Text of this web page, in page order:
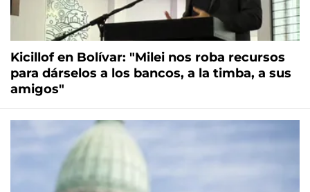
Kicillof en Bolívar: "Milei nos roba recursos
para dárselos a los bancos, a la timba, a sus
amigos"